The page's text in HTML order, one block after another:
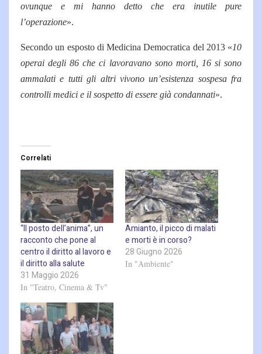
ovunque e mi hanno detto che era inutile pure
l’operazione».
Secondo un esposto di Medicina Democratica del 2013 «10
operai degli 86 che ci lavoravano sono morti, 16 si sono
ammalati e tutti gli altri vivono un’esistenza sospesa fra
controlli medici e il sospetto di essere già condannati».
Correlati
“Il posto dell’anima”, un
racconto che pone al
centro il diritto al lavoro e
il diritto alla salute
31 Maggio 2026
In "Teatro, Cinema & Tv"
Amianto, il picco di malati
e morti è in corso?
28 Giugno 2026
In "Ambiente"